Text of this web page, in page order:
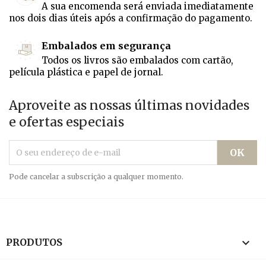
A sua encomenda será enviada imediatamente
nos dois dias úteis após a confirmação do pagamento.
Embalados em segurança
Todos os livros são embalados com cartão,
película plástica e papel de jornal.
Aproveite as nossas últimas novidades
e ofertas especiais
Pode cancelar a subscrição a qualquer momento.
PRODUTOS 